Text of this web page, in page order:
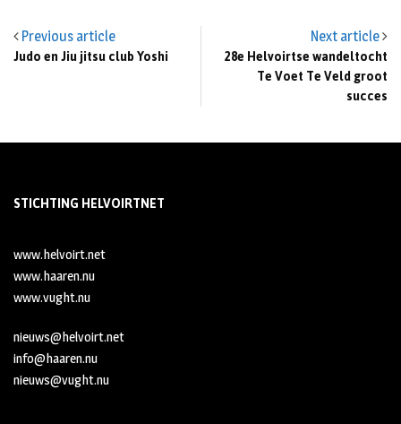
Previous article
Judo en Jiu jitsu club Yoshi
Next article
28e Helvoirtse wandeltocht
Te Voet Te Veld groot
succes
STICHTING HELVOIRTNET
www.helvoirt.net
www.haaren.nu
www.vught.nu
nieuws@helvoirt.net
info@haaren.nu
nieuws@vught.nu